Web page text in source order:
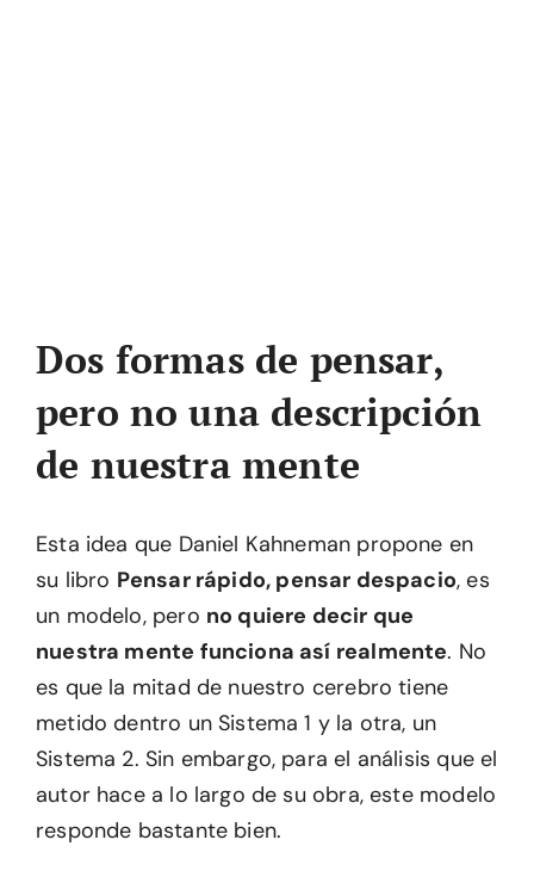
Dos formas de pensar,
pero no una descripción
de nuestra mente
Esta idea que Daniel Kahneman propone en
su libro Pensar rápido, pensar despacio, es
un modelo, pero no quiere decir que
nuestra mente funciona así realmente. No
es que la mitad de nuestro cerebro tiene
metido dentro un Sistema 1 y la otra, un
Sistema 2. Sin embargo, para el análisis que el
autor hace a lo largo de su obra, este modelo
responde bastante bien.